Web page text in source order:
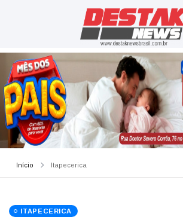
Início Itapecerica
ITAPECERICA